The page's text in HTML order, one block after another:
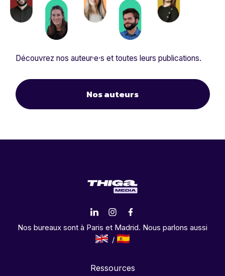
Découvrez nos auteur·e·s et toutes leurs publications.
Nos auteurs
Nos bureaux sont à Paris et Madrid. Nous parlons aussi
Ressources